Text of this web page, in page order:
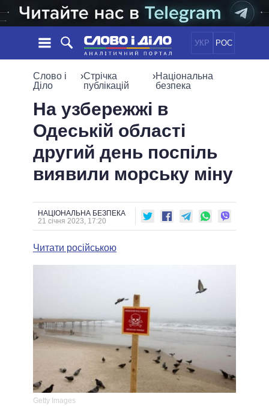
УКР РОС
НОВИНИ
СТРІЧКА
ПОДІЇ
СТАТТІ
ДУМКИ
ОГЛЯДИ
ПОЛІТИКА
СУСПІЛЬСТВО
СВІТ
ОБIЦЯНКИ
ПОЛIТИКИ
УСІ ПОЛІТИКИ
ПРЕЗИДЕНТ І ОФІС
КАБІНЕТ МІНІСТРІВ
ГОЛОВИ ОБЛАДМІНІСТРАЦІЙ
МЕРИ МІСТ
ІНФОГРАФІКА
ВІДЕО
ПІДТРИМАТИ
ПОРІВНЯННЯ ПОЛІТИКІВ
Слово і
Діло
›Стрічка
публікацій
›Національна
безпека
На узбережжі в
Одеській області
другий день поспіль
виявили морську міну
НАЦІОНАЛЬНА БЕЗПЕКА
21 січня 2023, 17:20
Читати російською
Getty Images